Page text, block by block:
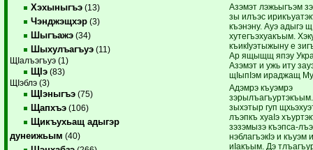
Хэхыныгъэ (13)
Чэнджэщхэр (3)
Шыгъажэ (34)
Шыхулъагъуэ (11)
ЩIалъэгъуэ (1)
ЩIэ (83)
ЩIэблэ (3)
ЩIэныгъэ (75)
Щапхъэ (106)
Щикъухьащ адыгэр
дунеижьым (40)
Азэмэт лэжьыгъэм
зы илъэс
къэнэну. Ауэ адыгэ
хутегъэхуакъым.
къикIуэтыжыну е
Ар ящыщщ япэу
Азэмэт и ужь иту
щIыпIэм ираджащ
Адэмрэ къуэмрэ
зыхэтыр гуп
лъэпкъ хуаIэ
зэзэмызэ къэпса-
нэблагъэкIэ и къуэм
иIакъым. Дэ